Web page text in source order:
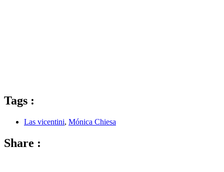
Tags :
Las vicentini, Mónica Chiesa
Share :